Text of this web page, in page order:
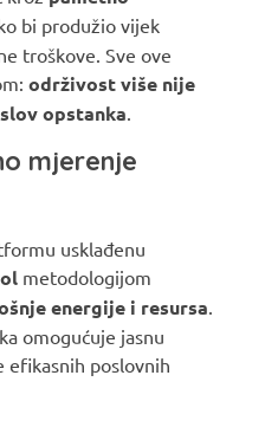
bi produžio vijek
troškove. Sve ove
održivost više nije
opstanka
mjerenje
usklađenu
metodologijom
energije i resursa.
omogućuje jasnu
efikasnih poslovnih